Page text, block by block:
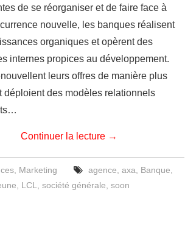
de se réorganiser et de faire face à
nouvelle, les banques réalisent
organiques et opèrent des
internes propices au développement.
leurs offres de manière plus
déploient des modèles relationnels
Continuer la lecture →
Marketing agence axa Banque
LCL société générale soon